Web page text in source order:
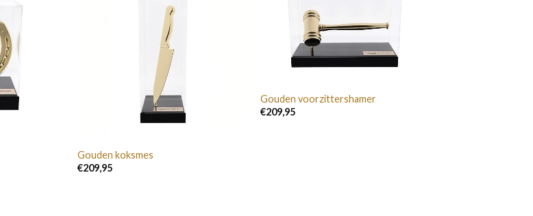
Gouden koksmes
€209,95
Gouden voorzittershamer
€209,95